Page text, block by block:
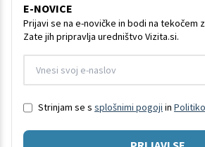
E-NOVICE
Prijavi se na e-novičke in bodi na tekočem
Zate jih pripravlja uredništvo Vizita.si.
Strinjam se s splošnimi pogoji in